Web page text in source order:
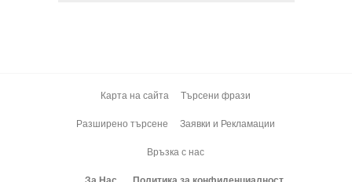
Карта на сайта Търсени фрази
Разширено търсене Заявки и Рекламации
Връзка с нас